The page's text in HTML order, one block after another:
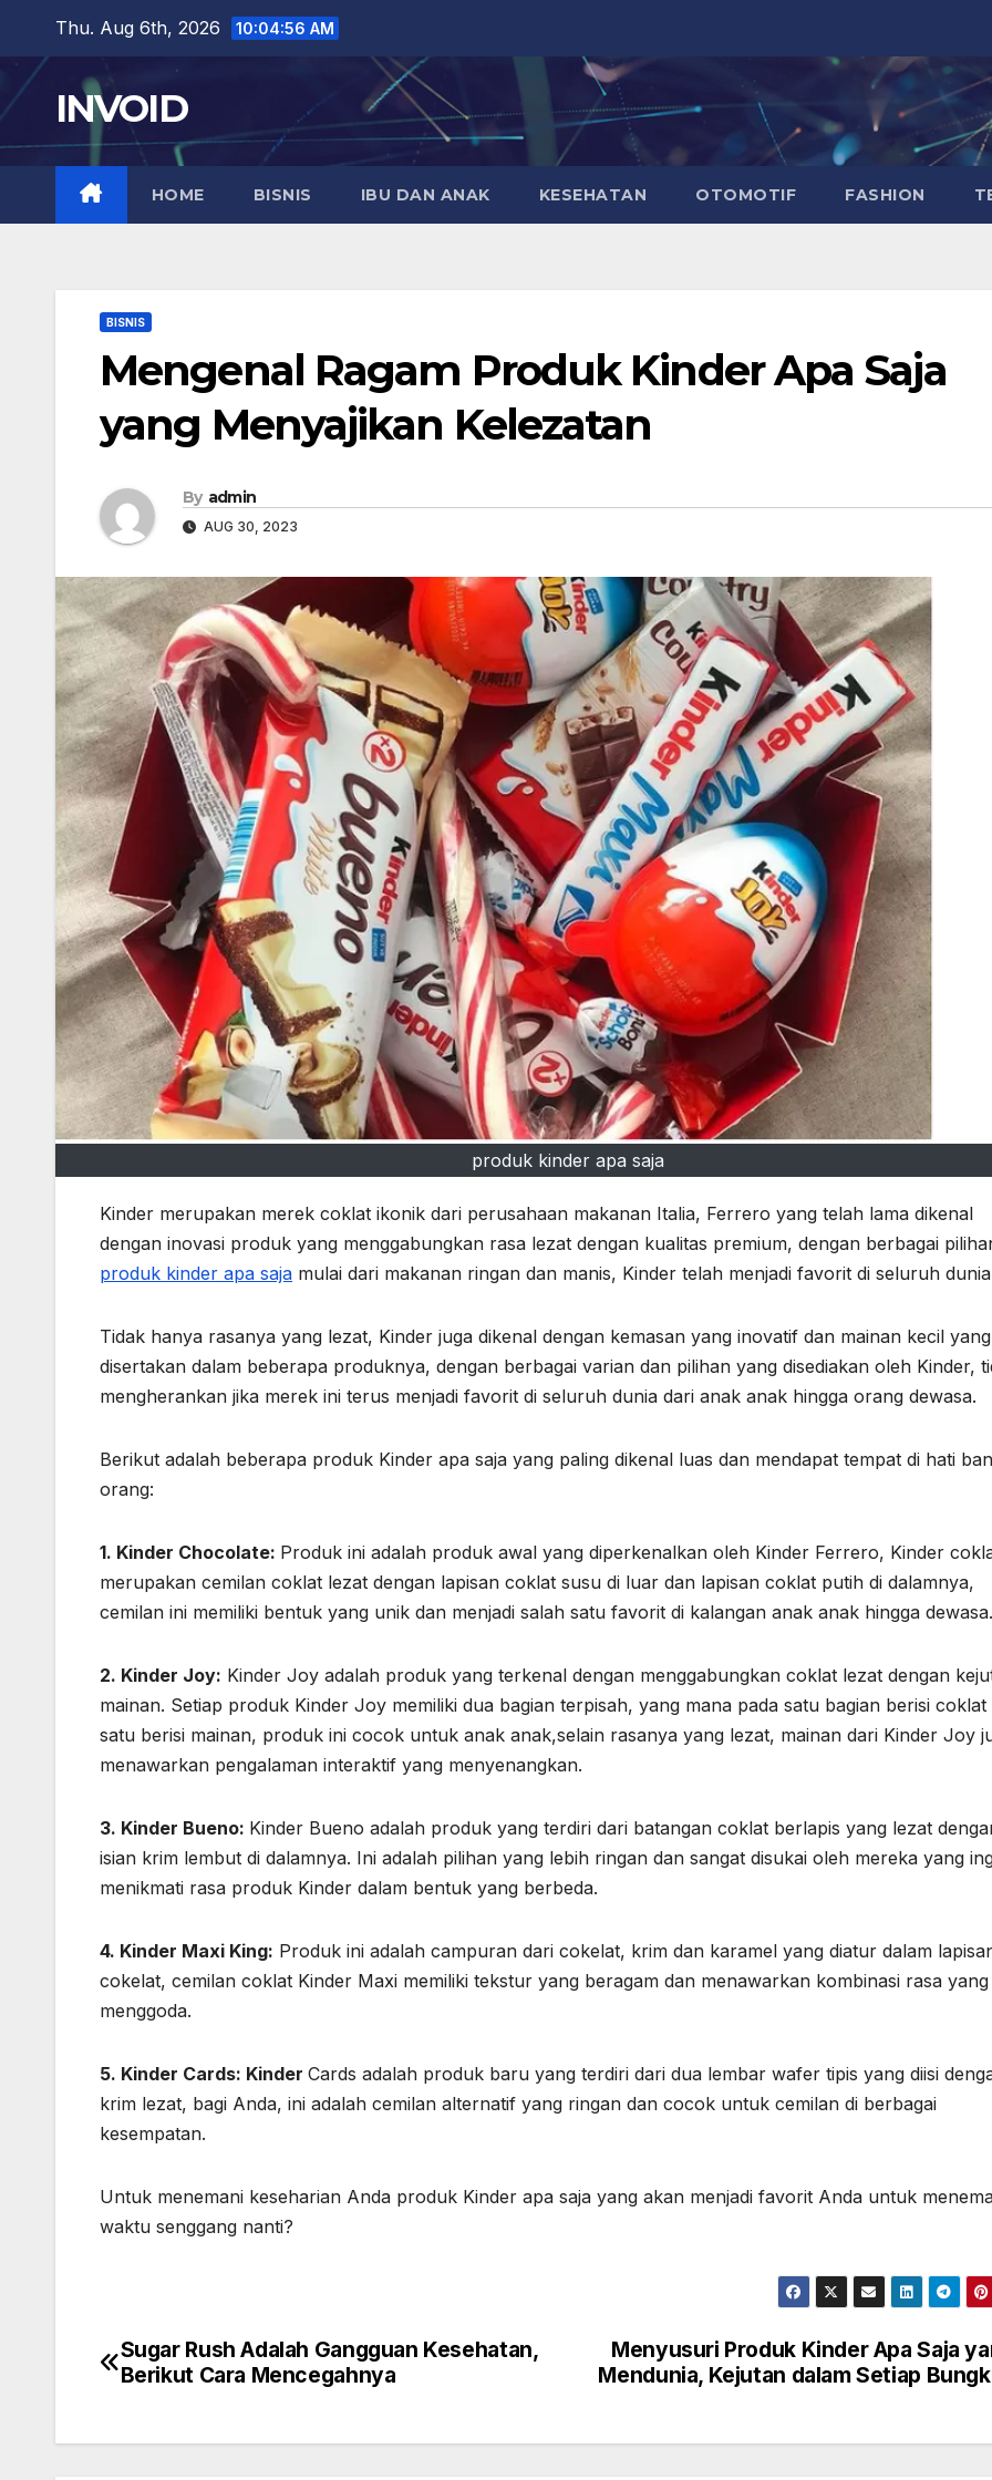
content
Thu. Aug 6th, 2026 10:04:57 AM
INVOID
HOME BISNIS IBU DAN ANAK KESEHATAN OTOMOTIF FASHION
BISNIS
Mengenal Ragam Produk Kinder Apa Saja
yang Menyajikan Kelezatan
By admin
AUG 30, 2023
produk kinder apa saja
Kinder merupakan merek coklat ikonik dari perusahaan makanan Italia, Ferrero yang telah lama dikenal
dengan inovasi produk yang menggabungkan rasa lezat dengan kualitas premium, dengan berbagai
produk kinder apa saja mulai dari makanan ringan dan manis, Kinder telah menjadi favorit di seluruh
Tidak hanya rasanya yang lezat, Kinder juga dikenal dengan kemasan yang inovatif dan mainan kecil yang
disertakan dalam beberapa produknya, dengan berbagai varian dan pilihan yang disediakan oleh Kinder,
mengherankan jika merek ini terus menjadi favorit di seluruh dunia dari anak anak hingga orang dewasa.
Berikut adalah beberapa produk Kinder apa saja yang paling dikenal luas dan mendapat tempat di hati
orang:
1. Kinder Chocolate: Produk ini adalah produk awal yang diperkenalkan oleh Kinder Ferrero, Kinder
merupakan cemilan coklat lezat dengan lapisan coklat susu di luar dan lapisan coklat putih di dalamnya,
cemilan ini memiliki bentuk yang unik dan menjadi salah satu favorit di kalangan anak anak hingga dewasa.
2. Kinder Joy: Kinder Joy adalah produk yang terkenal dengan menggabungkan coklat lezat dengan
mainan. Setiap produk Kinder Joy memiliki dua bagian terpisah, yang mana pada satu bagian berisi coklat
satu berisi mainan, produk ini cocok untuk anak anak,selain rasanya yang lezat, mainan dari Kinder Joy
menawarkan pengalaman interaktif yang menyenangkan.
3. Kinder Bueno: Kinder Bueno adalah produk yang terdiri dari batangan coklat berlapis yang lezat
isian krim lembut di dalamnya. Ini adalah pilihan yang lebih ringan dan sangat disukai oleh mereka yang
menikmati rasa produk Kinder dalam bentuk yang berbeda.
4. Kinder Maxi King: Produk ini adalah campuran dari cokelat, krim dan karamel yang diatur dalam
cokelat, cemilan coklat Kinder Maxi memiliki tekstur yang beragam dan menawarkan kombinasi rasa yang
menggoda.
5. Kinder Cards: Kinder Cards adalah produk baru yang terdiri dari dua lembar wafer tipis yang diisi
krim lezat, bagi Anda, ini adalah cemilan alternatif yang ringan dan cocok untuk cemilan di berbagai
kesempatan.
Untuk menemani keseharian Anda produk Kinder apa saja yang akan menjadi favorit Anda untuk
waktu senggang nanti?
Post
Menyusuri Produk Kinder Apa Saja
Mendunia, Kejutan dalam Setiap
Sugar Rush Adalah Gangguan Kesehatan,
Berikut Cara Mencegahnya